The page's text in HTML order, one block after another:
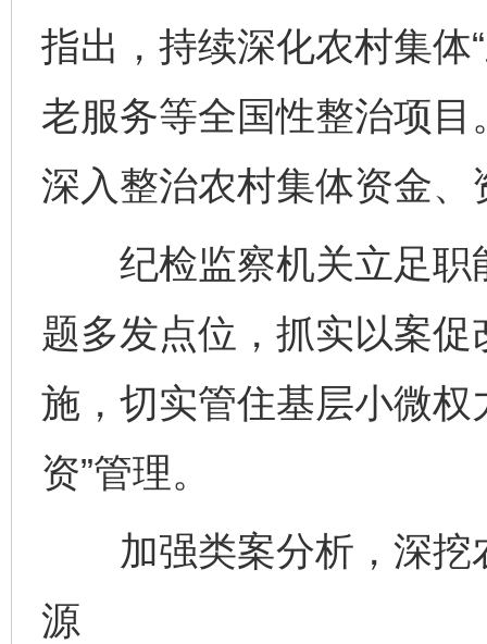
指出，持续深化农村集体
老服务等全国性整治项
深入整治农村集体资金
纪检监察机关立足职
题多发点位，抓实以案
施，切实管住基层小微权
资”管理。
加强类案分析，深挖
源